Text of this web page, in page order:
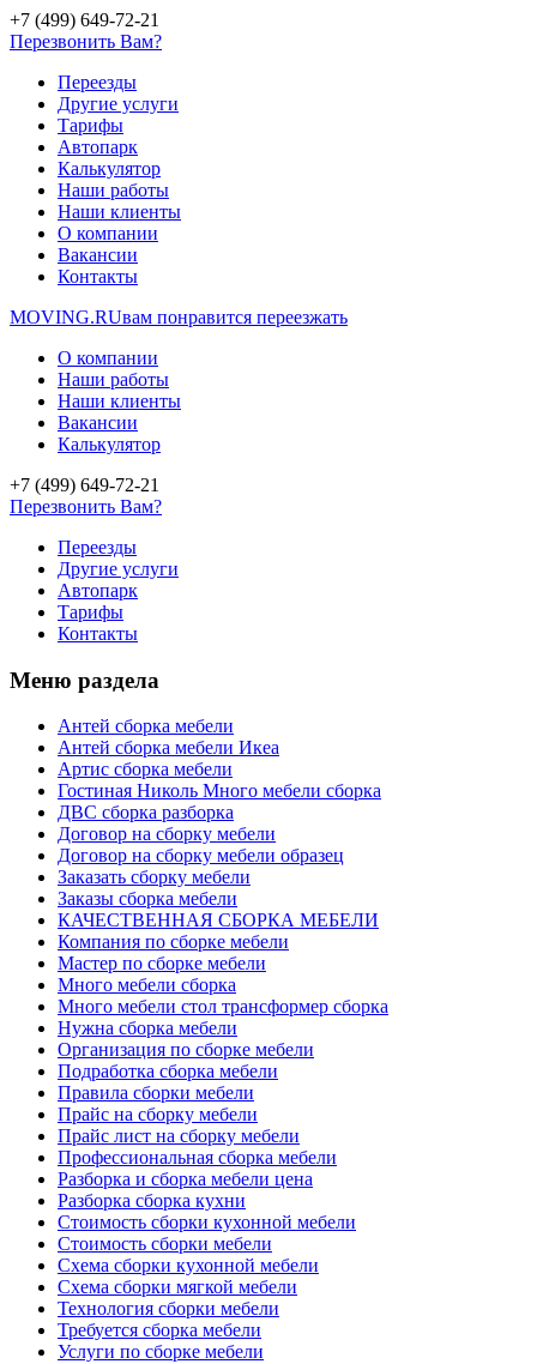
+7 (499) 649-72-21
Перезвонить Вам?
Переезды
Другие услуги
Тарифы
Автопарк
Калькулятор
Наши работы
Наши клиенты
О компании
Вакансии
Контакты
MOVING.RUвам понравится переезжать
О компании
Наши работы
Наши клиенты
Вакансии
Калькулятор
+7 (499) 649-72-21
Перезвонить Вам?
Переезды
Другие услуги
Автопарк
Тарифы
Контакты
Меню раздела
Антей сборка мебели
Антей сборка мебели Икеа
Артис сборка мебели
Гостиная Николь Много мебели сборка
ДВС сборка разборка
Договор на сборку мебели
Договор на сборку мебели образец
Заказать сборку мебели
Заказы сборка мебели
КАЧЕСТВЕННАЯ СБОРКА МЕБЕЛИ
Компания по сборке мебели
Мастер по сборке мебели
Много мебели сборка
Много мебели стол трансформер сборка
Нужна сборка мебели
Организация по сборке мебели
Подработка сборка мебели
Правила сборки мебели
Прайс на сборку мебели
Прайс лист на сборку мебели
Профессиональная сборка мебели
Разборка и сборка мебели цена
Разборка сборка кухни
Стоимость сборки кухонной мебели
Стоимость сборки мебели
Схема сборки кухонной мебели
Схема сборки мягкой мебели
Технология сборки мебели
Требуется сборка мебели
Услуги по сборке мебели